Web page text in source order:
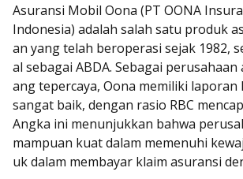
Asuransi Mobil Oona (PT OONA
Indonesia) adalah salah satu produk
an yang telah beroperasi sejak 1982,
al sebagai ABDA. Sebagai
ang tepercaya, Oona memiliki laporan
sangat baik, dengan rasio RBC
Angka ini menunjukkan bahwa
mampuan kuat dalam memenuhi
uk dalam membayar klaim asuransi